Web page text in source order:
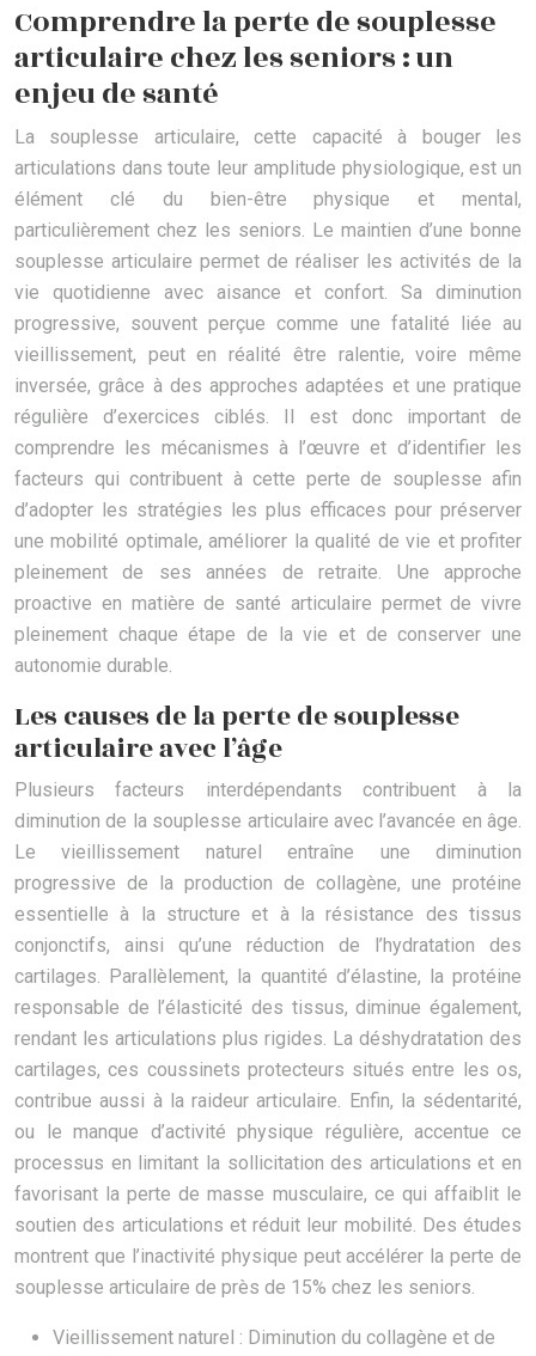
Comprendre la perte de souplesse
articulaire chez les seniors : un
enjeu de santé
La souplesse articulaire, cette capacité à bouger les
articulations dans toute leur amplitude physiologique, est un
élément clé du bien-être physique et mental,
particulièrement chez les seniors. Le maintien d’une bonne
souplesse articulaire permet de réaliser les activités de la
vie quotidienne avec aisance et confort. Sa diminution
progressive, souvent perçue comme une fatalité liée au
vieillissement, peut en réalité être ralentie, voire même
inversée, grâce à des approches adaptées et une pratique
régulière d’exercices ciblés. Il est donc important de
comprendre les mécanismes à l’œuvre et d’identifier les
facteurs qui contribuent à cette perte de souplesse afin
d’adopter les stratégies les plus efficaces pour préserver
une mobilité optimale, améliorer la qualité de vie et profiter
pleinement de ses années de retraite. Une approche
proactive en matière de santé articulaire permet de vivre
pleinement chaque étape de la vie et de conserver une
autonomie durable.
Les causes de la perte de souplesse
articulaire avec l’âge
Plusieurs facteurs interdépendants contribuent à la
diminution de la souplesse articulaire avec l’avancée en âge.
Le vieillissement naturel entraîne une diminution
progressive de la production de collagène, une protéine
essentielle à la structure et à la résistance des tissus
conjonctifs, ainsi qu’une réduction de l’hydratation des
cartilages. Parallèlement, la quantité d’élastine, la protéine
responsable de l’élasticité des tissus, diminue également,
rendant les articulations plus rigides. La déshydratation des
cartilages, ces coussinets protecteurs situés entre les os,
contribue aussi à la raideur articulaire. Enfin, la sédentarité,
ou le manque d’activité physique régulière, accentue ce
processus en limitant la sollicitation des articulations et en
favorisant la perte de masse musculaire, ce qui affaiblit le
soutien des articulations et réduit leur mobilité. Des études
montrent que l’inactivité physique peut accélérer la perte de
souplesse articulaire de près de 15% chez les seniors.
Vieillissement naturel : Diminution du collagène et de